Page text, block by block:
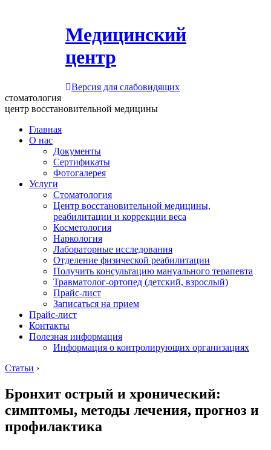
Медицинский
центр
Версия для слабовидящих
стоматология
центр восстановительной медицины
Главная
О нас
Документы
Сертификаты
Фотогалерея
Услуги
Стоматология
Центр восстановительной медицины,
реабилитации и коррекции веса
Косметология
Наркология
Лабораторные исследования
Отделение физической реабилитации
Получить консультацию мануального терапевта
Травматолог-ортопед (детский, взрослый)
Прайс-лист
Записаться на прием
Прайс-лист
Контакты
Полезная информация
Информация о контролирующих организациях
Статьи ›
Бронхит острый и хронический:
симптомы, методы лечения, прогноз и
профилактика